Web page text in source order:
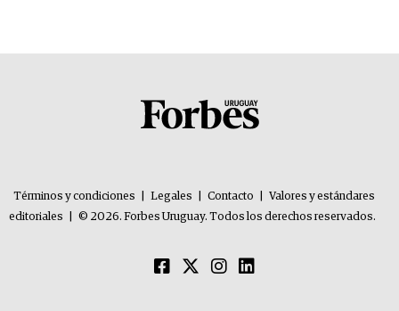
Términos y condiciones Legales Contacto
Valores y estándares
editoriales
© 2026. Forbes Uruguay. Todos los derechos reservados.